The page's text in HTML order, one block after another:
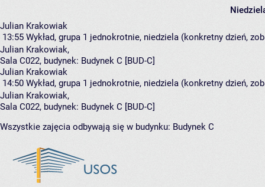
Julian Krakowiak
13:55 Wykład, grupa 1 jednokrotnie, niedziela (konkretny dzień,
Julian Krakowiak,
Sala C022, budynek: Budynek C [BUD-C]
Julian Krakowiak
14:50 Wykład, grupa 1 jednokrotnie, niedziela (konkretny dzień,
Julian Krakowiak,
Sala C022, budynek: Budynek C [BUD-C]
Wszystkie zajęcia odbywają się w budynku: Budynek C